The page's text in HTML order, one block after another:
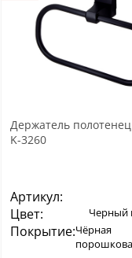
Держатель
K-3260
Артикул:
Цвет:
Черный
Покрытие:Чёрная